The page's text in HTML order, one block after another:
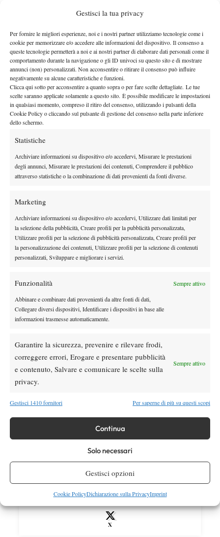
Gestisci la tua privacy
Per fornire le migliori esperienze, noi e i nostri partner utilizziamo tecnologie come i
cookie per memorizzare e/o accedere alle informazioni del dispositivo. Il consenso a
queste tecnologie permetterà a noi e ai nostri partner di elaborare dati personali come il
comportamento durante la navigazione o gli ID univoci su questo sito e di mostrare
annunci (non) personalizzati. Non acconsentire o ritirare il consenso può influire
negativamente su alcune caratteristiche e funzioni.
Clicca qui sotto per acconsentire a quanto sopra o per fare scelte dettagliate. Le tue
scelte saranno applicate solamente a questo sito. È possibile modificare le impostazioni
in qualsiasi momento, compreso il ritiro del consenso, utilizzando i pulsanti della
Cookie Policy o cliccando sul pulsante di gestione del consenso nella parte inferiore
dello schermo.
Statistiche
Archiviare informazioni su dispositivo e/o accedervi, Misurare le prestazioni
degli annunci, Misurare le prestazioni dei contenuti, Comprendere il pubblico
attraverso statistiche o la combinazione di dati provenienti da fonti diverse.
Marketing
Archiviare informazioni su dispositivo e/o accedervi, Utilizzare dati limitati per
la selezione della pubblicità, Creare profili per la pubblicità personalizzata,
Utilizzare profili per la selezione di pubblicità personalizzata, Creare profili per
la personalizzazione dei contenuti, Utilizzare profili per la selezione di contenuti
personalizzati, Sviluppare e migliorare i servizi.
Funzionalità Sempre attivo
Abbinare e combinare dati provenienti da altre fonti di dati,
Collegare diversi dispositivi, Identificare i dispositivi in base alle
informazioni trasmesse automaticamente.
Garantire la sicurezza, prevenire e rilevare frodi,
correggere errori, Erogare e presentare pubblicità
e contenuto, Salvare e comunicare le scelte sulla
privacy.
Sempre attivo
Gestisci 1410 fornitori Per saperne di più su questi scopi
Continua
Solo necessari
Gestisci opzioni
Cookie PolicyDichiarazione sulla PrivacyImprint
Jessica Pegula.
Il primo set è di dominio Rybakina che parte meglio nel match e
lascia le briciole al servizio alla sua avversaria. Discorso opposto
invece per Svitolina, che concede palla break in ogni suo turno
di battuta cedendo gli stessi in due occasioni. L’ucraina sale di
livello nel secondo parziale e riesce a portarsi avanti di un break
sul 3-2. Annullando poi un totale di cinque palle break manda la
partita al terzo. Nel set decisivo Svitolina scappa via sul 3-0, ma
Rybakina si rifà sotto fino al 4-3. La numero 10 del mondo vince
sul 5-3 e poi ancora con la battuta è solida al momento di
chiudere.
DI TENDENZA
News
Rusedski sul futuro di Alcaraz: “Non
Masters 1000 Montreal 2026, Musetti: “Mi
manca ancora la costanza, fa male rivivere
Atp News
Effetto Montreal: forfait e sorprese
spazzano via la Top 10, Shelton prova a
Dalle porte dell’eliminazione alla gloria:
Norrie scrive la sua favola a Montreal,
rimonta folle su de Minaur
SOCIAL
Facebook
X